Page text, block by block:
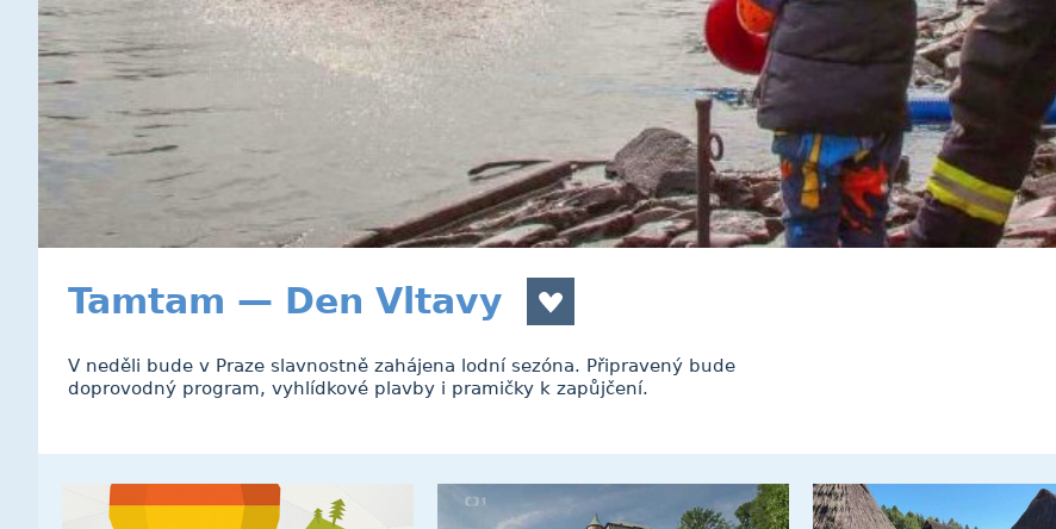
Tamtam — Den Vltavy
V neděli bude v Praze slavnostně zahájena lodní sezóna. Připravený bude
doprovodný program, vyhlídkové plavby i pramičky k zapůjčení.